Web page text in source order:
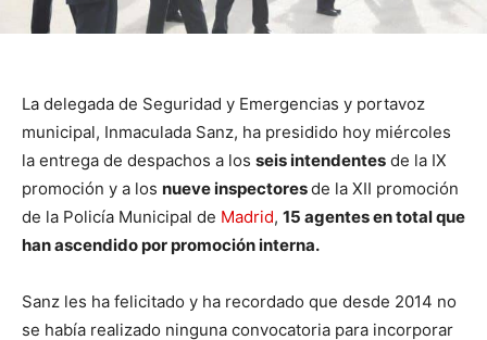
La delegada de Seguridad y Emergencias y portavoz
municipal, Inmaculada Sanz, ha presidido hoy miércoles
la entrega de despachos a los seis intendentes de la IX
promoción y a los nueve inspectoresde la XII promoción
de la Policía Municipal de Madrid, 15 agentes en total que
han ascendido por promoción interna.
Sanz les ha felicitado y ha recordado que desde 2014 no
se había realizado ninguna convocatoria para incorporar